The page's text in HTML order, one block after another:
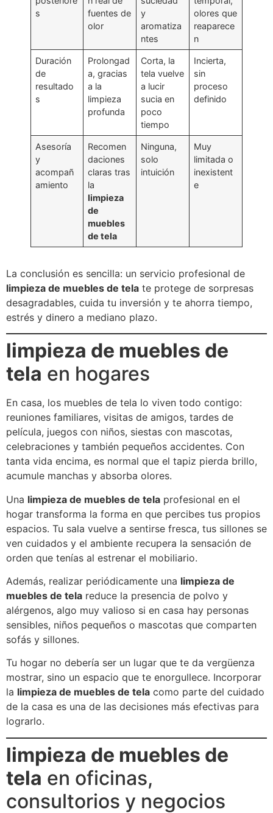
s
fuentes de
olor
y
aromatiza
ntes
olores que
reaparece
n
Duración
de
resultado
s
Prolongad
a, gracias
a la
limpieza
profunda
Corta, la
tela vuelve
a lucir
sucia en
poco
tiempo
Incierta,
sin
proceso
definido
Asesoría
y
acompañ
amiento
Recomen
daciones
claras tras
la
limpieza
de
muebles
de tela
Ninguna,
solo
intuición
Muy
limitada o
inexistent
e
La conclusión es sencilla: un servicio profesional de
limpieza de muebles de tela te protege de sorpresas
desagradables, cuida tu inversión y te ahorra tiempo,
estrés y dinero a mediano plazo.
limpieza de muebles de
tela en hogares
En casa, los muebles de tela lo viven todo contigo:
reuniones familiares, visitas de amigos, tardes de
película, juegos con niños, siestas con mascotas,
celebraciones y también pequeños accidentes. Con
tanta vida encima, es normal que el tapiz pierda brillo,
acumule manchas y absorba olores.
Una limpieza de muebles de tela profesional en el
hogar transforma la forma en que percibes tus propios
espacios. Tu sala vuelve a sentirse fresca, tus sillones se
ven cuidados y el ambiente recupera la sensación de
orden que tenías al estrenar el mobiliario.
Además, realizar periódicamente una limpieza de
muebles de tela reduce la presencia de polvo y
alérgenos, algo muy valioso si en casa hay personas
sensibles, niños pequeños o mascotas que comparten
sofás y sillones.
Tu hogar no debería ser un lugar que te da vergüenza
mostrar, sino un espacio que te enorgullece. Incorporar
la limpieza de muebles de tela como parte del cuidado
de la casa es una de las decisiones más efectivas para
lograrlo.
limpieza de muebles de
tela en oficinas,
consultorios y negocios